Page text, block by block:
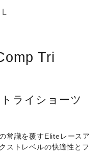
L
Tri
トライショーツ
常識を覆すEliteレースア
ストレベルの快適性とフ